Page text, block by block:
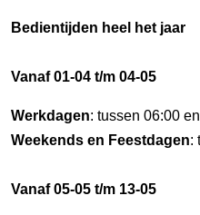
Bedientijden heel het jaar
Vanaf 01-04 t/m 04-05
Werkdagen: tussen 06:00
Weekends en Feestdagen:
Vanaf 05-05 t/m 13-05